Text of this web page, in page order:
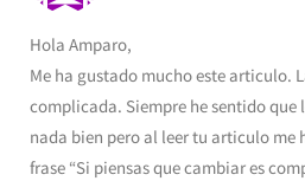
Hola Amparo,
Me ha gustado mucho este articulo.
complicada. Siempre he sentido que
nada bien pero al leer tu articulo me
frase “Si piensas que cambiar es